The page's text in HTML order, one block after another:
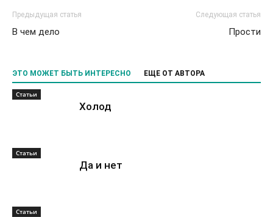
Предыдущая статья
В чем дело
Следующая статья
Прости
ЭТО МОЖЕТ БЫТЬ ИНТЕРЕСНО ЕЩЕ ОТ АВТОРА
Статьи
Холод
Статьи
Да и нет
Статьи